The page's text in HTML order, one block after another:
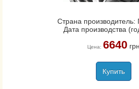
Страна производитель:
Дата производства
Цена: 6640грн
Купить